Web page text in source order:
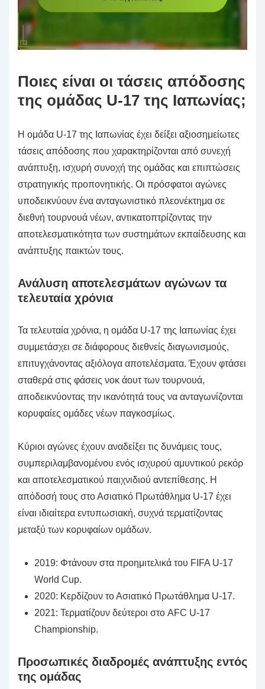
Ποιες είναι οι τάσεις απόδοσης
της ομάδας U-17 της Ιαπωνίας;
Η ομάδα U-17 της Ιαπωνίας έχει δείξει αξιοσημείωτες
τάσεις απόδοσης που χαρακτηρίζονται από συνεχή
ανάπτυξη, ισχυρή συνοχή της ομάδας και επιπτώσεις
στρατηγικής προπονητικής. Οι πρόσφατοι αγώνες
υποδεικνύουν ένα ανταγωνιστικό πλεονέκτημα σε
διεθνή τουρνουά νέων, αντικατοπτρίζοντας την
αποτελεσματικότητα των συστημάτων εκπαίδευσης και
ανάπτυξης παικτών τους.
Ανάλυση αποτελεσμάτων αγώνων τα
τελευταία χρόνια
Τα τελευταία χρόνια, η ομάδα U-17 της Ιαπωνίας έχει
συμμετάσχει σε διάφορους διεθνείς διαγωνισμούς,
επιτυγχάνοντας αξιόλογα αποτελέσματα. Έχουν φτάσει
σταθερά στις φάσεις νοκ άουτ των τουρνουά,
αποδεικνύοντας την ικανότητά τους να ανταγωνίζονται
κορυφαίες ομάδες νέων παγκοσμίως.
Κύριοι αγώνες έχουν αναδείξει τις δυνάμεις τους,
συμπεριλαμβανομένου ενός ισχυρού αμυντικού ρεκόρ
και αποτελεσματικού παιχνιδιού αντεπίθεσης. Η
απόδοσή τους στο Ασιατικό Πρωτάθλημα U-17 έχει
είναι ιδιαίτερα εντυπωσιακή, συχνά τερματίζοντας
μεταξύ των κορυφαίων ομάδων.
2019: Φτάνουν στα προημιτελικά του FIFA U-17
World Cup.
2020: Κερδίζουν το Ασιατικό Πρωτάθλημα U-17.
2021: Τερματίζουν δεύτεροι στο AFC U-17
Championship.
Προσωπικές διαδρομές ανάπτυξης εντός
της ομάδας